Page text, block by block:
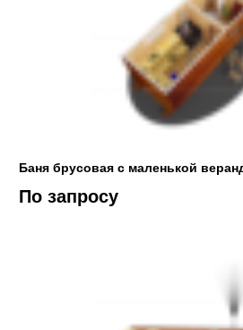
Баня брусовая с маленькой
По запросу